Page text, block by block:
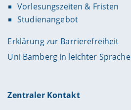
Vorlesungszeiten & Fristen
Studienangebot
Erklärung zur Barrierefreiheit
Uni Bamberg in leichter Sprache
Zentraler Kontakt